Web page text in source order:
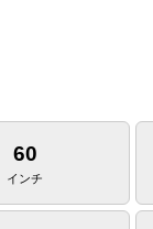
60
インチ